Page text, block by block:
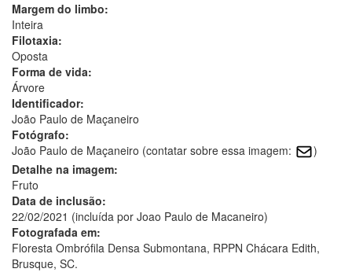
Margem do limbo:
Inteira
Filotaxia:
Oposta
Forma de vida:
Árvore
Identificador:
João Paulo de Maçaneiro
Fotógrafo:
João Paulo de Maçaneiro (contatar sobre essa imagem:
)
Detalhe na imagem:
Fruto
Data de inclusão:
22/02/2021 (incluída por Joao Paulo de Macaneiro)
Fotografada em:
Floresta Ombrófila Densa Submontana, RPPN Chácara Edith,
Brusque, SC.